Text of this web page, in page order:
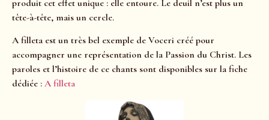
produit cet effet unique : elle entoure. Le deuil n’est plus un
tête-à-tête, mais un cercle.
A filleta est un très bel exemple de Voceri créé pour
accompagner une représentation de la Passion du Christ. Les
paroles et l’histoire de ce chants sont disponibles sur la fiche
dédiée : A filleta